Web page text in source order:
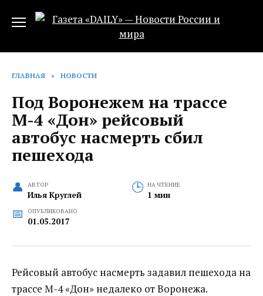
ГЛАВНАЯ » НОВОСТИ
Под Воронежем на трассе
М-4 «Дон» рейсовый
автобус насмерть сбил
пешехода
АВТОР
Илья Круглей
НА ЧТЕНИЕ
1 мин
ОПУБЛИКОВАНО
01.05.2017
Рейсовый автобус насмерть задавил пешехода на
трассе М-4 «Дон» недалеко от Воронежа.